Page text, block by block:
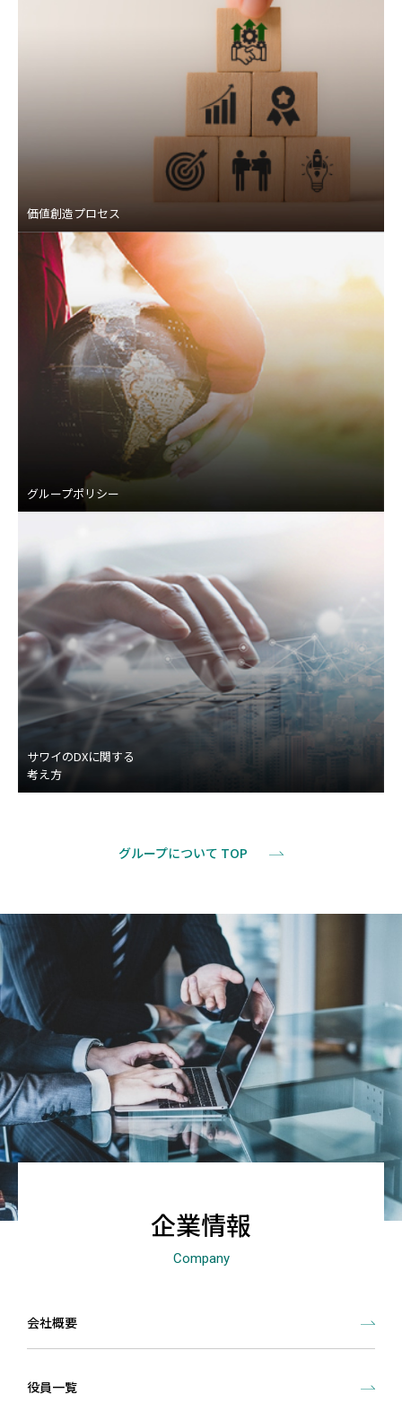
価値創造プロセス
グループポリシー
サワイのDXに関する
考え方
グループについて TOP
企業情報
Company
会社概要
役員一覧